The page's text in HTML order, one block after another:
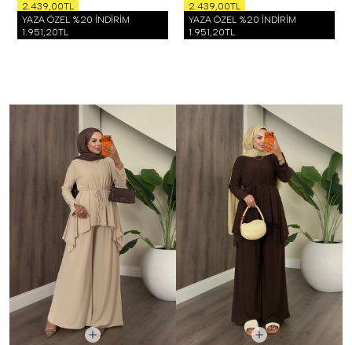
2.439,00TL
YAZA ÖZEL %20 İNDİRİM
1.951,20TL
2.439,00TL
YAZA ÖZEL %20 İNDİRİM
1.951,20TL